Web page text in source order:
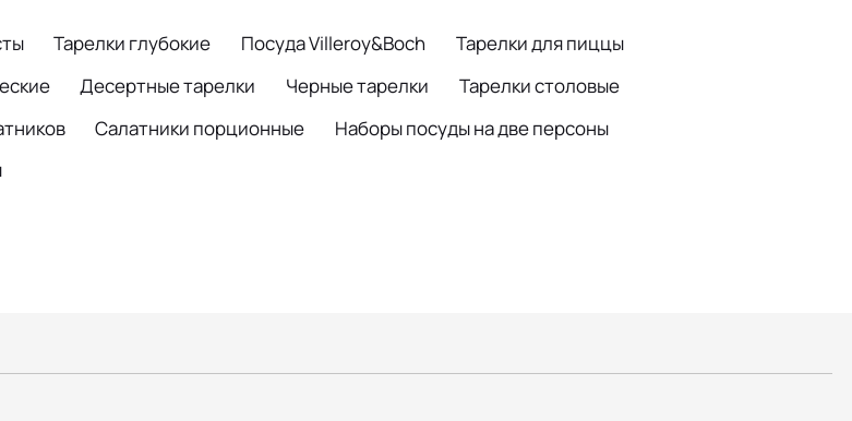
Тарелки глубокие Посуда Villeroy&Boch
Тарелки для пиццы
Десертные тарелки Черные тарелки
Тарелки столовые
Салатники порционные
Наборы посуды на две персоны